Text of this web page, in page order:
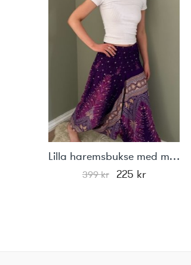
Lilla haremsbukse med motiv
399kr Opprinnelig
225 kr